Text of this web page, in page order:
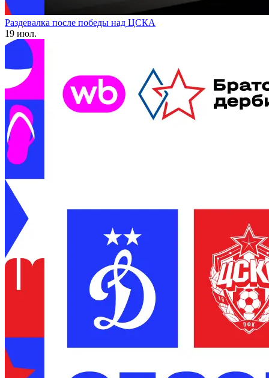
Раздевалка после победы над ЦСКА
19 июл.